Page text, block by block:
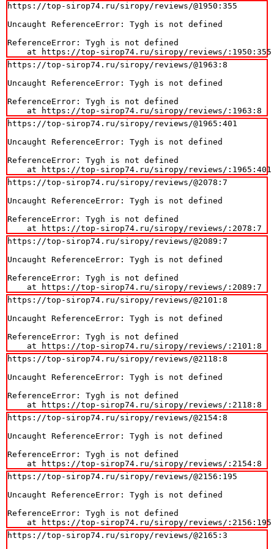
https://top-sirop74.ru/siropy/reviews/@1950:355
Uncaught ReferenceError: Tygh is not defined
ReferenceError: Tygh is not defined
    at https://top-sirop74.ru/siropy/reviews/:1950:355
https://top-sirop74.ru/siropy/reviews/@1963:8
Uncaught ReferenceError: Tygh is not defined
ReferenceError: Tygh is not defined
    at https://top-sirop74.ru/siropy/reviews/:1963:8
https://top-sirop74.ru/siropy/reviews/@1965:401
Uncaught ReferenceError: Tygh is not defined
ReferenceError: Tygh is not defined
    at https://top-sirop74.ru/siropy/reviews/:1965:401
https://top-sirop74.ru/siropy/reviews/@2078:7
Uncaught ReferenceError: Tygh is not defined
ReferenceError: Tygh is not defined
    at https://top-sirop74.ru/siropy/reviews/:2078:7
https://top-sirop74.ru/siropy/reviews/@2089:7
Uncaught ReferenceError: Tygh is not defined
ReferenceError: Tygh is not defined
    at https://top-sirop74.ru/siropy/reviews/:2089:7
https://top-sirop74.ru/siropy/reviews/@2101:8
Uncaught ReferenceError: Tygh is not defined
ReferenceError: Tygh is not defined
    at https://top-sirop74.ru/siropy/reviews/:2101:8
https://top-sirop74.ru/siropy/reviews/@2118:8
Uncaught ReferenceError: Tygh is not defined
ReferenceError: Tygh is not defined
    at https://top-sirop74.ru/siropy/reviews/:2118:8
https://top-sirop74.ru/siropy/reviews/@2154:8
Uncaught ReferenceError: Tygh is not defined
ReferenceError: Tygh is not defined
    at https://top-sirop74.ru/siropy/reviews/:2154:8
https://top-sirop74.ru/siropy/reviews/@2156:195
Uncaught ReferenceError: Tygh is not defined
ReferenceError: Tygh is not defined
    at https://top-sirop74.ru/siropy/reviews/:2156:195
https://top-sirop74.ru/siropy/reviews/@2165:3